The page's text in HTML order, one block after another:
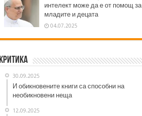
интелект може да е от помощ за
младите и децата
04.07.2025
Критика
30.09.2025
И обикновените книги са способни на
необикновени неща
12.09.2025